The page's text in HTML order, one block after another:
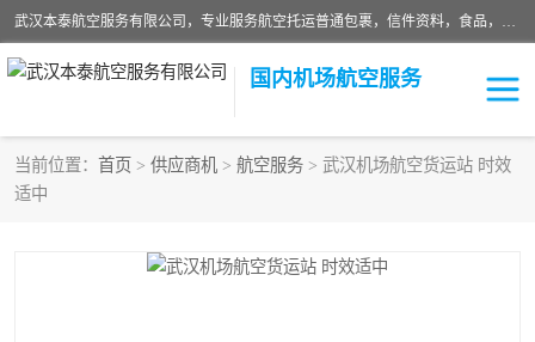
武汉本泰航空服务有限公司，专业服务航空托运普通包裹，信件资料，食品，服装，快消品等运输的专线空运，完善的网络服务确保为客户提供准确、*、安全的“门对门”服务，本着“诚信为本、精诚合作”的服务宗旨.“以安全运输为保障，以运价合理要求市场”的经营理念。武汉机场货运、武汉航空物流、武汉空运、武汉天河国际机场东方、南方、国际航空、机场空运业务覆盖国内二三线机场城市，如：武汉-敦煌、武汉-柳州等
国内机场航空服务
当前位置： 首页 > 供应商机 > 航空服务 > 武汉机场航空货运站 时效
适中